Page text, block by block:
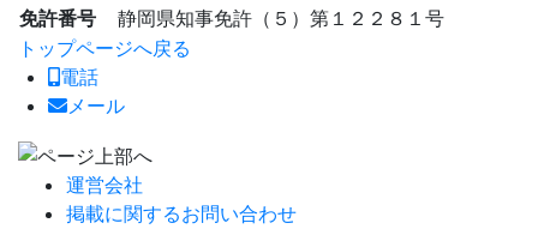
免許番号
静岡県知事免許（５）第１２２８１号
トップページへ戻る
電話
メール
運営会社
掲載に関するお問い合わせ